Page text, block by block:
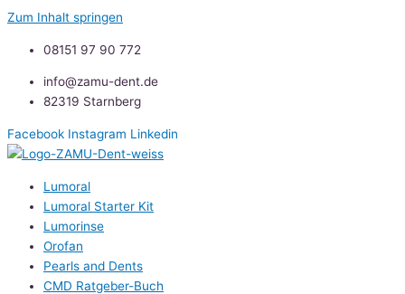
Zum Inhalt springen
08151 97 90 772
info@zamu-dent.de
82319 Starnberg
Facebook Instagram Linkedin
Lumoral
Lumoral Starter Kit
Lumorinse
Orofan
Pearls and Dents
CMD Ratgeber-Buch